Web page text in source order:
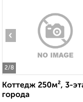
2/8
‹
Коттедж 250м², 3-
города